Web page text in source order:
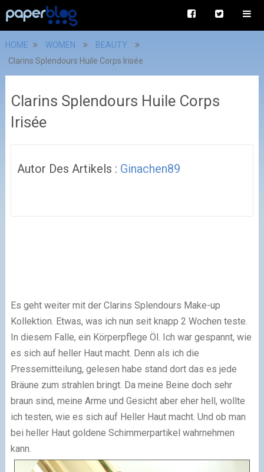
HOME WOMEN
BEAUTY
Clarins Splendours Huile Corps Irisée
Clarins Splendours Huile Corps
Irisée
Autor Des Artikels : Ginachen89
Es geht weiter mit der Clarins Splendours Make-up
Kollektion. Etwas, was ich nun seit knapp 2 Wochen teste.
In diesem Falle, ein Körperpflege Öl. Ich war gespannt, wie
es sich auf heller Haut macht. Denn als ich die
Pressemitteilung, gelesen habe stand dort das es jede
Bräune zum strahlen bringt. Da meine Beine doch sehr
braun sind, meine Arme und Gesicht aber eher hell, wollte
ich testen, wie es sich auf Heller Haut macht. Und ob man
bei heller Haut goldene Schimmerpartikel wahrnehmen
kann.